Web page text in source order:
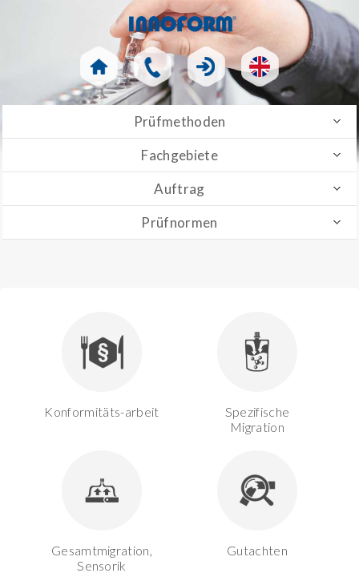
Prüfmethoden
Fachgebiete
Auftrag
Prüfnormen
Konformitäts-arbeit
Spezifische
Migration
Gesamtmigration,
Sensorik
Gutachten